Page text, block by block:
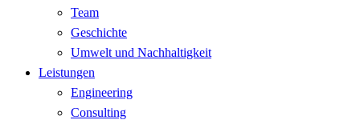
Team
Geschichte
Umwelt und Nachhaltigkeit
Leistungen
Engineering
Consulting